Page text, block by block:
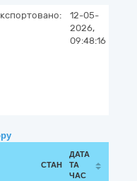
12-05-
2026,
09:48:16
СТАН
ДАТА
ТА
ЧАС